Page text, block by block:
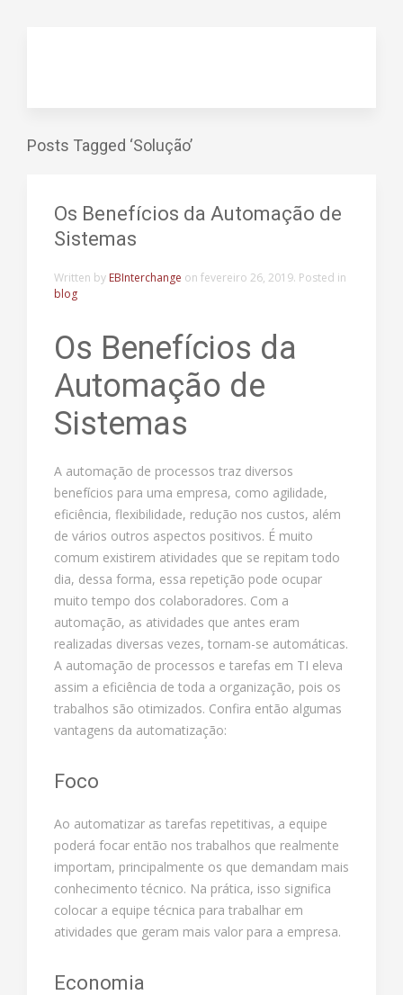
Posts Tagged ‘Solução’
Os Benefícios da Automação de
Sistemas
Written by EBInterchange on fevereiro 26, 2019. Posted in
blog
Os Benefícios da
Automação de
Sistemas
A automação de processos traz diversos
benefícios para uma empresa, como agilidade,
eficiência, flexibilidade, redução nos custos, além
de vários outros aspectos positivos. É muito
comum existirem atividades que se repitam todo
dia, dessa forma, essa repetição pode ocupar
muito tempo dos colaboradores. Com a
automação, as atividades que antes eram
realizadas diversas vezes, tornam-se automáticas.
A automação de processos e tarefas em TI eleva
assim a eficiência de toda a organização, pois os
trabalhos são otimizados. Confira então algumas
vantagens da automatização:
Foco
Ao automatizar as tarefas repetitivas, a equipe
poderá focar então nos trabalhos que realmente
importam, principalmente os que demandam mais
conhecimento técnico. Na prática, isso significa
colocar a equipe técnica para trabalhar em
atividades que geram mais valor para a empresa.
Economia